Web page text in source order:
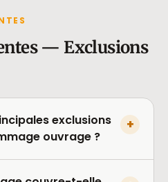
— Exclusions
exclusions
ouvrage ?
+